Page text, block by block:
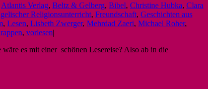
Atlantis Verlag, Beltz & Gelberg, Bibel, Christine Hubka, Clara
Religionsunterricht, Freundschaft, Geschichten aus
, Lesen, Lisbeth Zwerger, Mehrdad Zaeri, Michael Roher,
, vorlesen|
es mit einer schönen Lesereise? Also ab in die